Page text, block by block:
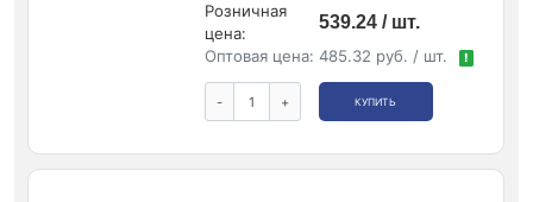
Розничная
цена:
539.24 / шт.
Оптовая цена: 485.32 руб. / шт. !
- + КУПИТЬ